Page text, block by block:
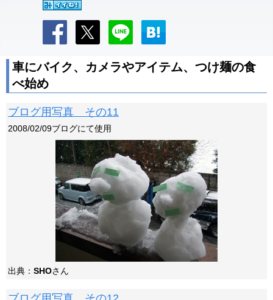
車にバイク、カメラやアイテム、つけ麺の食
べ始め
ブログ用写真 その11
2008/02/09ブログにて使用
出典： SHOさん